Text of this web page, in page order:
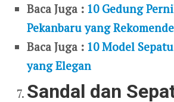
Baca Juga : 10 Gedung
Pekanbaru yang
Baca Juga : 10 Model
yang Elegan
Sandal dan